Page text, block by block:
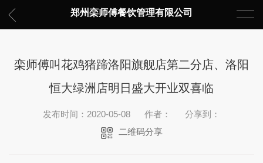
郑州栾师傅餐饮管理有限公司
栾师傅叫花鸡猪蹄洛阳旗舰店第二分店、洛阳
恒大绿洲店明日盛大开业双喜临
发布时间：2020-05-08 作者：
分享到：
二维码分享